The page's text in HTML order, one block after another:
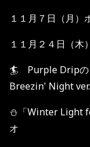
１１月７日（月）
１１月２４日（木
🏄 Purple Dripの
Breezin' Night
⛄️「Winter Light
オ